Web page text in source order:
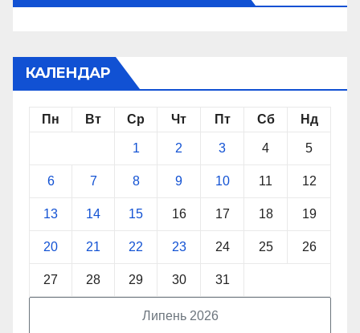
КАЛЕНДАР
Липень 2026
Пн Вт Ср Чт Пт Сб Нд
1 2 3 4 5
6 7 8 9 10 11 12
13 14 15 16 17 18 19
20 21 22 23 24 25 26
27 28 29 30 31